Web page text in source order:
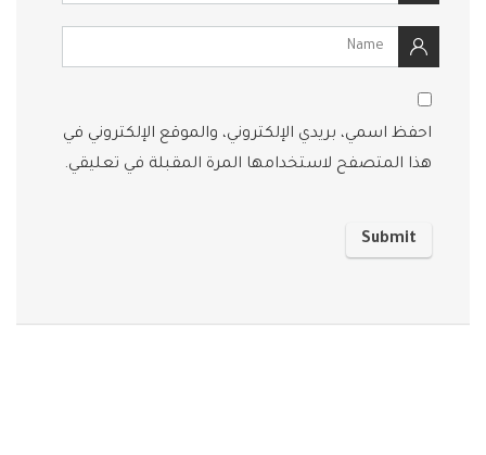
احفظ اسمي، بريدي الإلكتروني، والموقع الإلكتروني في
هذا المتصفح لاستخدامها المرة المقبلة في تعليقي.